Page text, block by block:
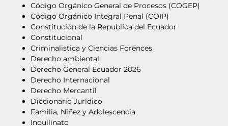
Código Orgánico General de Procesos (COGEP)
Código Orgánico Integral Penal (COIP)
Constitución de la Republica del Ecuador
Constitucional
Criminalistica y Ciencias Forences
Derecho ambiental
Derecho General Ecuador 2026
Derecho Internacional
Derecho Mercantil
Diccionario Jurídico
Familia, Niñez y Adolescencia
Inquilinato